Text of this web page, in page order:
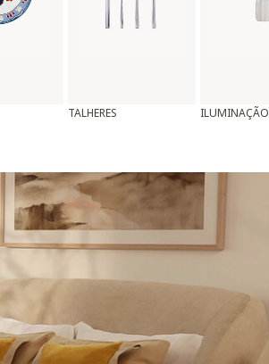
TALHERES ILUMINAÇÃO